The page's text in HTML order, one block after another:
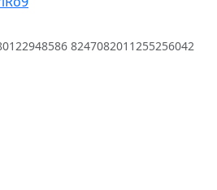
8247082011255256042